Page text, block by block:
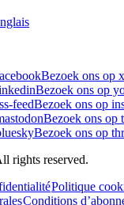
Bezoek ons op x
Bezoek ons op
feedBezoek ons op
Bezoek ons op
Bezoek ons op
rights reserved.
Politique
Conditions